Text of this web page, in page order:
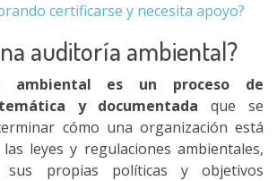
certificarse y necesita apoyo?
auditoría ambiental?
ambiental es un proceso de
y documentada que se
cómo una organización está
leyes y regulaciones ambientales,
propias políticas y objetivos